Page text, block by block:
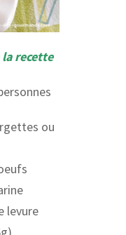
la recette
ou
levure